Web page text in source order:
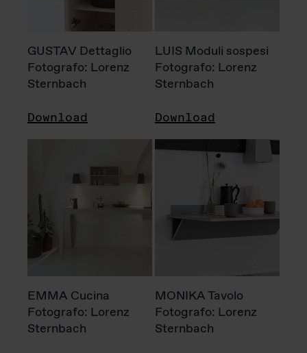
GUSTAV Dettaglio
Fotografo: Lorenz
Sternbach
Download
LUIS Moduli sospesi
Fotografo: Lorenz
Sternbach
Download
EMMA Cucina
Fotografo: Lorenz
Sternbach
MONIKA Tavolo
Fotografo: Lorenz
Sternbach